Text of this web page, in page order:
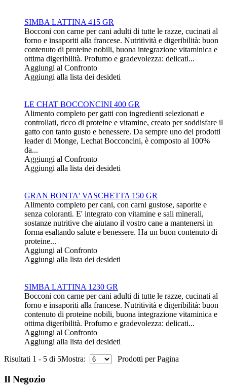
SIMBA LATTINA 415 GR
Bocconi con carne per cani adulti di tutte le razze, cucinati al
forno e insaporiti alla francese. Nutritività e digeribilità: buon
contenuto di proteine nobili, buona integrazione vitaminica e
ottima digeribilità. Profumo e gradevolezza: delicati...
Aggiungi al Confronto
Aggiungi alla lista dei desideti
LE CHAT BOCCONCINI 400 GR
Alimento completo per gatti con ingredienti selezionati e
controllati, ricco di proteine e vitamine, creato per soddisfare il
gatto con tanto gusto e benessere. Da sempre uno dei prodotti
leader di Monge, Lechat Bocconcini, è composto al 100%
da...
Aggiungi al Confronto
Aggiungi alla lista dei desideti
GRAN BONTA' VASCHETTA 150 GR
Alimento completo per cani, con carni gustose, saporite e
senza coloranti. E' integrato con vitamine e sali minerali,
sostanze nutritive che aiutano il vostro cane a mantenersi in
forma esaltando salute e benessere. Ha un buon contenuto di
proteine...
Aggiungi al Confronto
Aggiungi alla lista dei desideti
SIMBA LATTINA 1230 GR
Bocconi con carne per cani adulti di tutte le razze, cucinati al
forno e insaporiti alla francese. Nutritività e digeribilità: buon
contenuto di proteine nobili, buona integrazione vitaminica e
ottima digeribilità. Profumo e gradevolezza: delicati...
Aggiungi al Confronto
Aggiungi alla lista dei desideti
Risultati 1 - 5 di 5Mostra: Prodotti per Pagina
Il Negozio